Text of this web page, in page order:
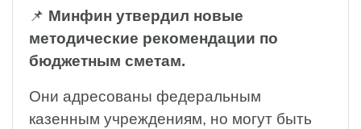
📌 Минфин утвердил новые
методические рекомендации по
бюджетным сметам.
Они адресованы федеральным
казенным учреждениям, но могут быть